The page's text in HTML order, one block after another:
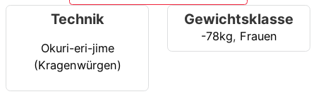
Technik
Okuri-eri-jime
(Kragenwürgen)
Gewichtsklasse
-78kg, Frauen